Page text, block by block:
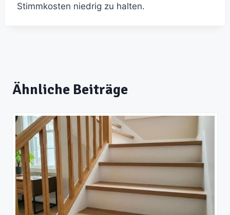
Stimmkosten niedrig zu halten.
Ähnliche Beiträge